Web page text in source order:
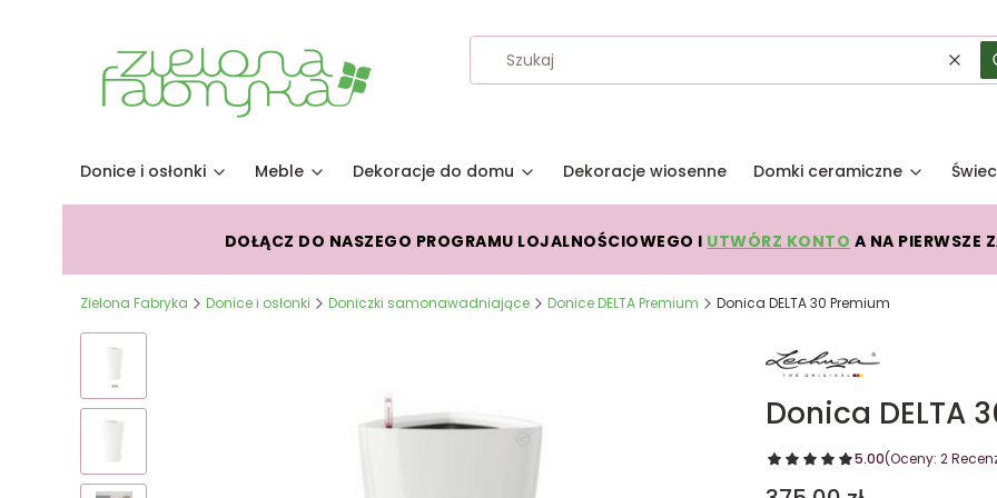
Donice i osłonki Meble Dekoracje do domu Dekoracje wiosenne Domki ceramiczne
DOŁĄCZ DO NASZEGO PROGRAMU LOJALNOŚCIOWEGO I UTWÓRZ KONTO A NA PIERWSZE
Zielona Fabryka Donice i osłonki Doniczki samonawadniające Donice DELTA Premium Donica DELTA 30 Premium
Donica DELTA
5.00(Oceny: 2